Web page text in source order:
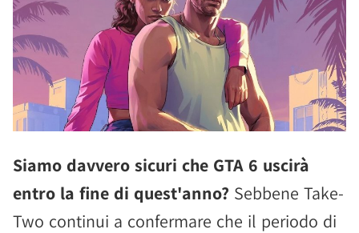
Siamo davvero sicuri che GTA 6 uscirà
entro la fine di quest'anno? Sebbene Take-
Two continui a confermare che il periodo di